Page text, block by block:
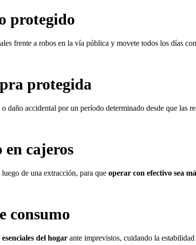
protegido
frente a robos en la vía pública y movete todos los días
protegida
daño accidental por un período determinado desde que las
en cajeros
de una extracción, para que operar con efectivo sea
consumo
del hogar ante imprevistos, cuidando la